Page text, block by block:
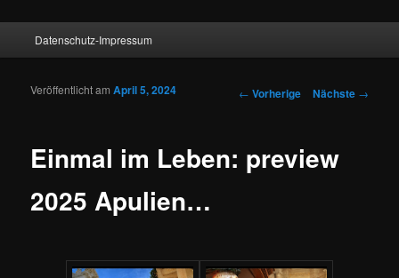
Zum Inhalt wechseln
Zum sekundären Inhalt wechseln
Datenschutz-Impressum
Artikelnavigation
← Vorherige Nächste →
Einmal im Leben: preview
2025 Apulien…
Veröffentlicht amApril 5, 2024